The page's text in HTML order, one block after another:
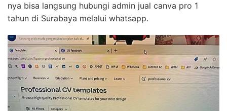
nya bisa langsung hubungi admin jual canva pro 1
tahun di Surabaya melalui whatsapp.